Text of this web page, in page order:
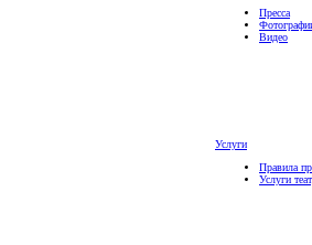
Пресса
Видео
Услуги
Правила
Услуги